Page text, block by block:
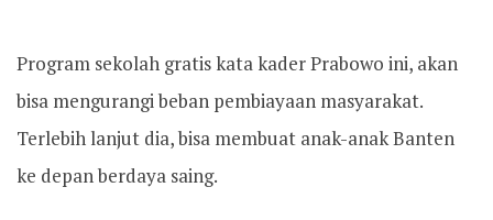
Program sekolah gratis kata kader Prabowo ini, akan
bisa mengurangi beban pembiayaan masyarakat.
Terlebih lanjut dia, bisa membuat anak-anak Banten
ke depan berdaya saing.